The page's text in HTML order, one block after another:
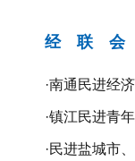
经 联 会
·南通民进经
新、携手同行
·镇江民进青
界会员联谊会
·民进盐城市